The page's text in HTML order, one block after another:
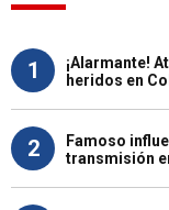
1
¡Alarmante!
heridos en
2
Famoso
transmisión